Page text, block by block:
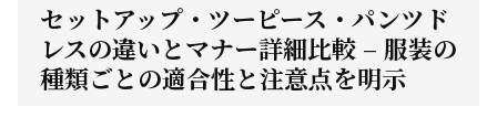
セットアップ・ツーピース・パンツド
レスの違いとマナー詳細比較 – 服装の
種類ごとの適合性と注意点を明示